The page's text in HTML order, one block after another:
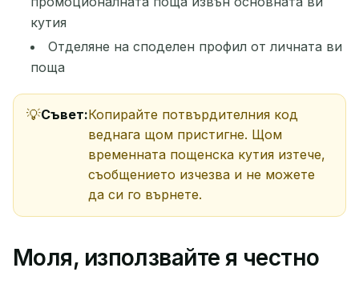
кутия
Отделяне на споделен профил от личната ви
поща
Съвет:Копирайте потвърдителния код
веднага щом пристигне. Щом
временната пощенска кутия изтече,
съобщението изчезва и не можете
да си го върнете.
Моля, използвайте я честно